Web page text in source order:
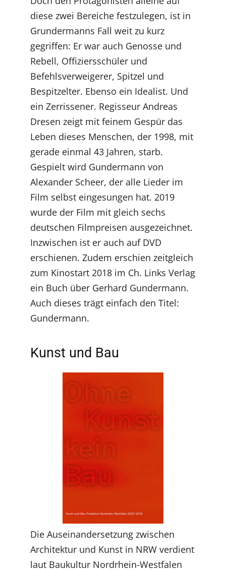
diese zwei Bereiche festzulegen, ist in
Grundermanns Fall weit zu kurz
gegriffen: Er war auch Genosse und
Rebell, Offiziersschüler und
Befehlsverweigerer, Spitzel und
Bespitzelter. Ebenso ein Idealist. Und
ein Zerrissener. Regisseur Andreas
Dresen zeigt mit feinem Gespür das
Leben dieses Menschen, der 1998, mit
gerade einmal 43 Jahren, starb.
Gespielt wird Gundermann von
Alexander Scheer, der alle Lieder im
Film selbst eingesungen hat. 2019
wurde der Film mit gleich sechs
deutschen Filmpreisen ausgezeichnet.
Inzwischen ist er auch auf DVD
erschienen. Zudem erschien zeitgleich
zum Kinostart 2018 im Ch. Links Verlag
ein Buch über Gerhard Gundermann.
Auch dieses trägt einfach den Titel:
Gundermann.
Kunst und Bau
Die Auseinandersetzung zwischen
Architektur und Kunst in NRW verdient
laut Baukultur Nordrhein-Westfalen